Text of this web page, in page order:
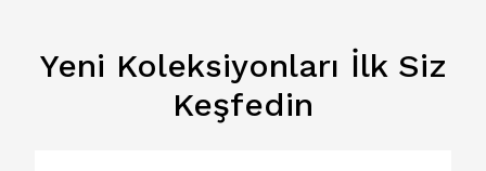
tarzı gömlek modelleri gibi pek çok farklı gömlek alternatifini
Her bir model, stil sahibi erkeklerin farklı ihtiyaçlarına cevap
Yeni Koleksiyonları İlk Siz
Keşfedin